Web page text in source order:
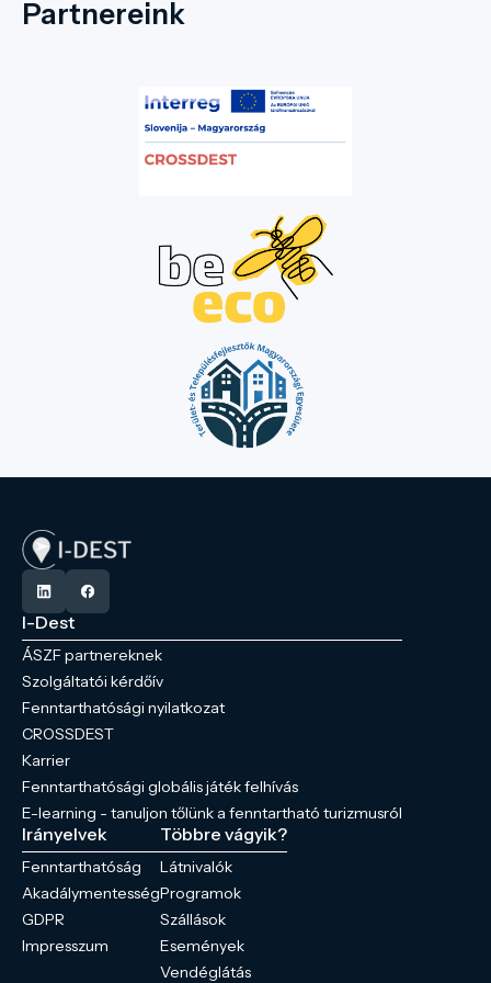
Partnereink
I-Dest
ÁSZF partnereknek
Szolgáltatói kérdőív
Fenntarthatósági nyilatkozat
CROSSDEST
Karrier
Fenntarthatósági globális játék felhívás
E-learning - tanuljon tőlünk a fenntartható turizmusról
Irányelvek
Fenntarthatóság
Akadálymentesség
GDPR
Impresszum
Többre vágyik?
Látnivalók
Programok
Szállások
Események
Vendéglátás